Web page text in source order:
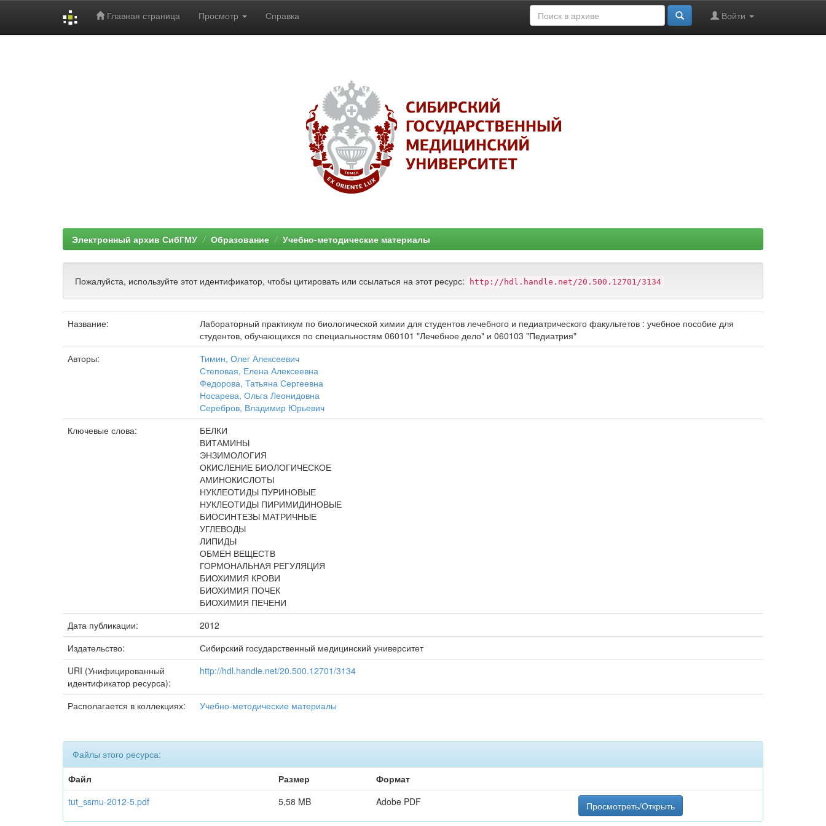
Главная страница Просмотр Справка Войти
Электронный архив СибГМУ Образование Учебно-методические материалы
Пожалуйста, используйте этот идентификатор, чтобы цитировать или ссылаться на этот ресурс: http://hdl.handle.net/20.500.12701/3134
Название:
Лабораторный практикум по биологической химии для студентов лечебного и педиатрического факультетов : учебное пособие для
студентов, обучающихся по специальностям 060101 "Лечебное дело" и 060103 "Педиатрия"
Авторы:
Тимин, Олег Алексеевич
Степовая, Елена Алексеевна
Федорова, Татьяна Сергеевна
Носарева, Ольга Леонидовна
Серебров, Владимир Юрьевич
Ключевые слова:
БЕЛКИ
ВИТАМИНЫ
ЭНЗИМОЛОГИЯ
ОКИСЛЕНИЕ БИОЛОГИЧЕСКОЕ
АМИНОКИСЛОТЫ
НУКЛЕОТИДЫ ПУРИНОВЫЕ
НУКЛЕОТИДЫ ПИРИМИДИНОВЫЕ
БИОСИНТЕЗЫ МАТРИЧНЫЕ
УГЛЕВОДЫ
ЛИПИДЫ
ОБМЕН ВЕЩЕСТВ
ГОРМОНАЛЬНАЯ РЕГУЛЯЦИЯ
БИОХИМИЯ КРОВИ
БИОХИМИЯ ПОЧЕК
БИОХИМИЯ ПЕЧЕНИ
Дата публикации:
2012
Издательство:
Сибирский государственный медицинский университет
URI (Унифицированный
идентификатор ресурса):
http://hdl.handle.net/20.500.12701/3134
Располагается в коллекциях: Учебно-методические материалы
Файлы этого ресурса:
Файл
Размер
Формат
tut_ssmu-2012-5.pdf
5,58 MB Adobe PDF Просмотреть/Открыть